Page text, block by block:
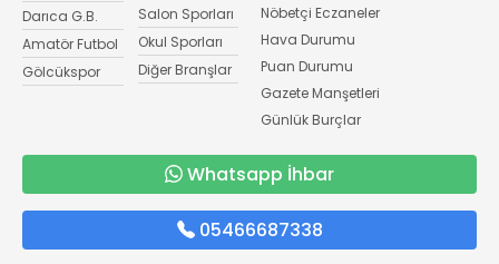
Darıca G.B.
Amatör Futbol
Gölcükspor
Salon Sporları
Okul Sporları
Diğer Branşlar
Nöbetçi Eczaneler
Hava Durumu
Puan Durumu
Gazete Manşetleri
Günlük Burçlar
Whatsapp İhbar
05466687338